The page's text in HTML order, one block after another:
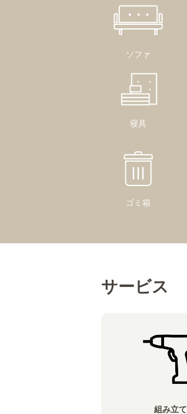
ソファ
寝具
ゴミ箱
サービス
組み立て